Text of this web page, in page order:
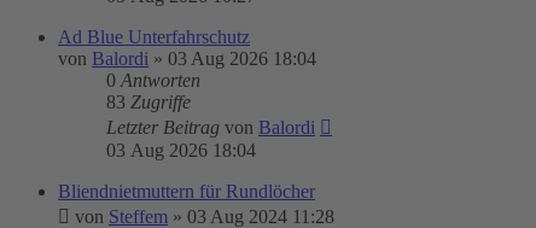
Ad Blue Unterfahrschutz
von Balordi » 03 Aug 2026 18:04
0 Antworten
83 Zugriffe
Letzter Beitrag von Balordi
03 Aug 2026 18:04
Bliendnietmuttern für Rundlöcher
von Steffem » 03 Aug 2024 11:28